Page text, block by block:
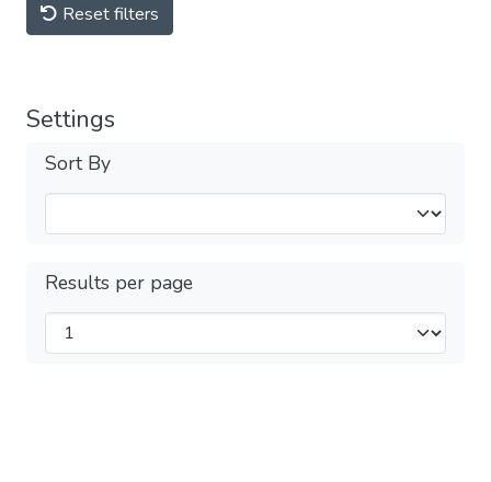
Reset filters
Settings
Sort By
Results per page